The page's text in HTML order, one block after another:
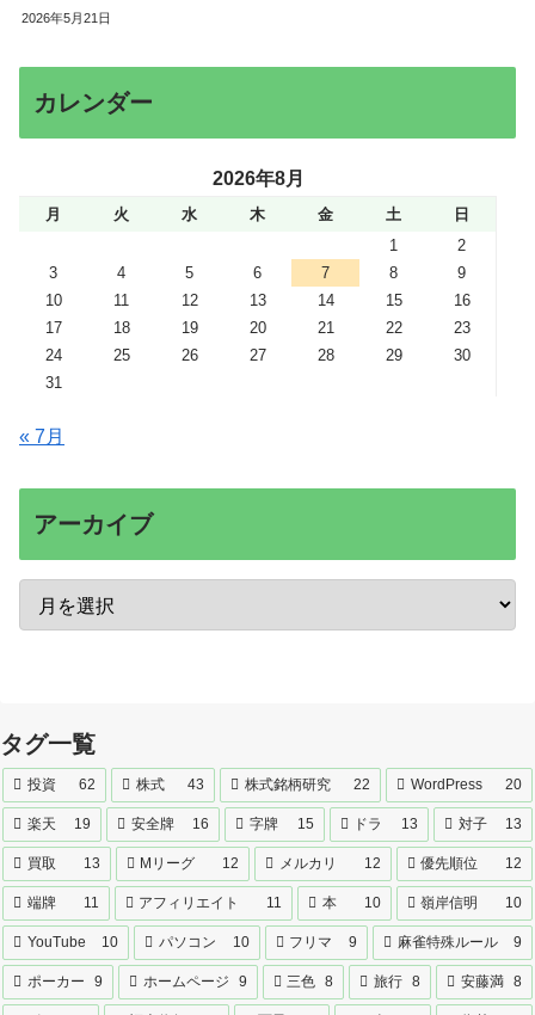
2026年5月21日
カレンダー
2026年8月
月 火 水 木 金 土
日
1
2
3
4 5 6 7 8
9
10
11 12 13 14 15
16
17
18 19 20 21 22
23
24
25 26 27 28 29
30
31
« 7月
アーカイブ
タグ一覧
投資 62 株式 43 株式銘柄研究 22 WordPress 20
楽天 19 安全牌 16 字牌 15 ドラ 13 対子 13
買取 13 Mリーグ 12 メルカリ 12 優先順位 12
端牌 11 アフィリエイト 11 本 10 嶺岸信明 10
YouTube 10 パソコン 10 フリマ 9 麻雀特殊ルール 9
ポーカー 9 ホームページ 9 三色 8 旅行 8 安藤満 8